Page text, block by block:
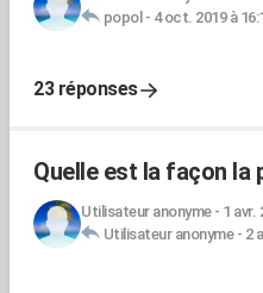
popol - 4 oct. 2019 à
23 réponses
Quelle est la façon la
Utilisateur anonyme- 1 avr.
Utilisateur anonyme- 2